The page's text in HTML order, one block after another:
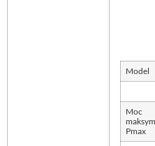
Model
Moc
Pmax